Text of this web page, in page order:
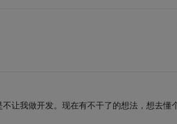
让我做开发。现在有不干了的想法，想去懂